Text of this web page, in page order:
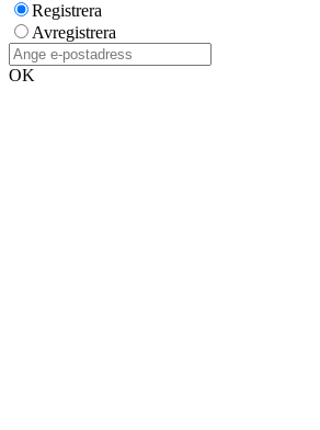
Registrera
Avregistrera
OK